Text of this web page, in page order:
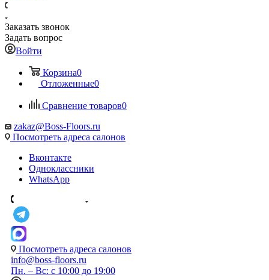
Заказать звонок
Задать вопрос
Войти
Корзина0
Отложенные0
Сравнение товаров0
zakaz@Boss-Floors.ru
Посмотреть адреса салонов
Вконтакте
Одноклассники
WhatsApp
Посмотреть адреса салонов
info@boss-floors.ru
Пн. – Вс: с 10:00 до 19:00